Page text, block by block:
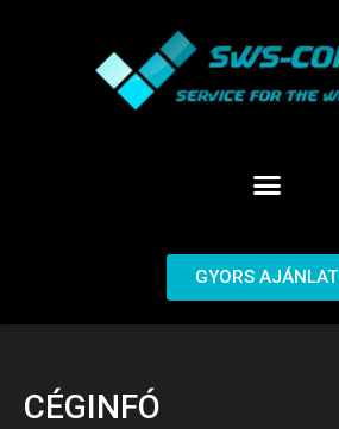
GYORS AJÁNLAT
CÉGINFÓ